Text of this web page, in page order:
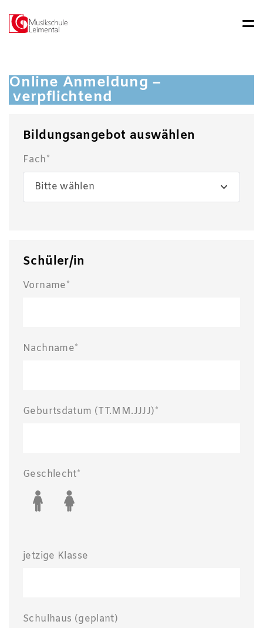
Online Anmeldung –
verpflichtend
Bildungsangebot auswählen
Fach*
Bitte wählen
Schüler/in
Vorname*
Nachname*
Geburtsdatum (TT.MM.JJJJ)*
Geschlecht*
jetzige Klasse
Schulhaus (geplant)